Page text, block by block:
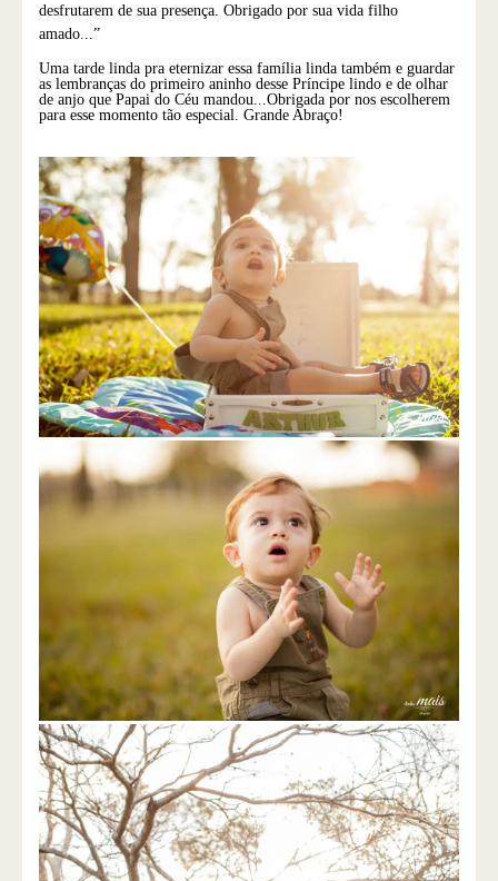
desfrutarem de sua presença. Obrigado por sua vida filho
amado...”
Uma tarde linda pra eternizar essa família linda também e guardar
as lembranças do primeiro aninho desse Príncipe lindo e de olhar
de anjo que Papai do Céu mandou...Obrigada por nos escolherem
para esse momento tão especial. Grande Abraço!